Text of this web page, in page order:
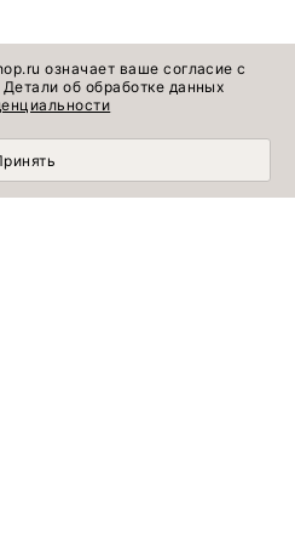
означает ваше согласие с
об обработке данных